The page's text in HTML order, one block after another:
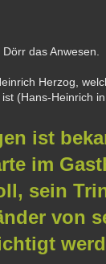
das Anwesen.
Herzog,
(Hans-Heinrich
ist
im
sein
von